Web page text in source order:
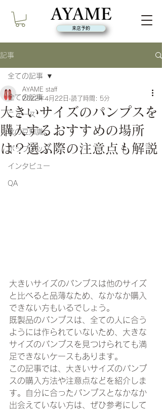
来店予約
記事
全ての記事
ニュース
靴の豆知識
ポップアップ
インタビュー
QA
全ての記事
大きいサイズのパンプスを
購入するおすすめの場所
は？選ぶ際の注意点も解説
AYAME staff
2022年4月22日 読了時間: 5分
大きいサイズのパンプスは他のサイズ
と比べると品薄なため、なかなか購入
できない方もいるでしょう。
既製品のパンプスは、全ての人に合う
ようには作られていないため、大きな
サイズのパンプスを見つけられても満
足できないケースもあります。
この記事では、大きいサイズのパンプ
スの購入方法や注意点などを紹介しま
す。自分に合ったパンプスとなかなか
出会えていない方は、ぜひ参考にして